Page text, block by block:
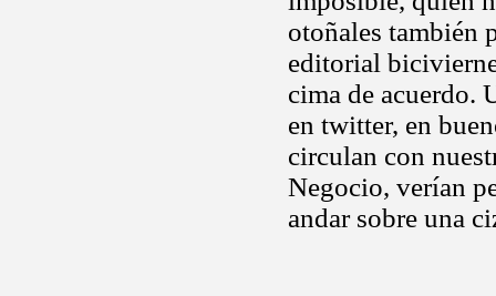
otoñales también
editorial
cima de acuerdo.
en twitter, en
circulan con
Negocio, verían
andar sobre una